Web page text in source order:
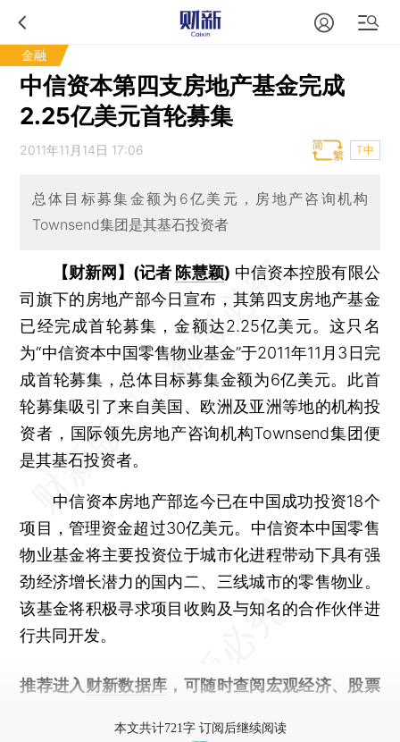
金融
中信资本第四支房地产基金完成
2.25亿美元首轮募集
2011年11月14日 17:06 T中
总体目标募集金额为6亿美元，房地产咨询机构
Townsend集团是其基石投资者
【财新网】(记者 陈慧颖) 中信资本控股有限公
司旗下的房地产部今日宣布，其第四支房地产基金
已经完成首轮募集，金额达2.25亿美元。这只名
为“中信资本中国零售物业基金”于2011年11月3日完
成首轮募集，总体目标募集金额为6亿美元。此首
轮募集吸引了来自美国、欧洲及亚洲等地的机构投
资者，国际领先房地产咨询机构Townsend集团便
是其基石投资者。
中信资本房地产部迄今已在中国成功投资18个
项目，管理资金超过30亿美元。中信资本中国零售
物业基金将主要投资位于城市化进程带动下具有强
劲经济增长潜力的国内二、三线城市的零售物业。
该基金将积极寻求项目收购及与知名的合作伙伴进
行共同开发。
推荐进入 财新数据库 ，可随时查阅宏观经济、股票
本文共计721字 订阅后继续阅读